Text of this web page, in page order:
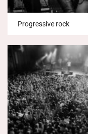
Progressive rock